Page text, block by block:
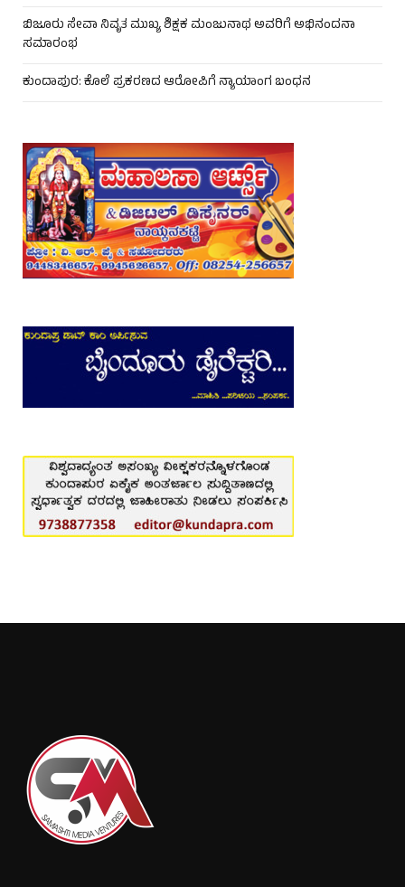
ಬಿಜೂರು ಸೇವಾ ನಿವೃತ ಮುಖ್ಯ ಶಿಕ್ಷಕ ಮಂಜುನಾಥ ಅವರಿಗೆ ಅಭಿನಂದನಾ
ಸಮಾರಂಭ
ಕುಂದಾಪುರ: ಕೊಲೆ ಪ್ರಕರಣದ ಆರೋಪಿಗೆ ನ್ಯಾಯಾಂಗ ಬಂಧನ